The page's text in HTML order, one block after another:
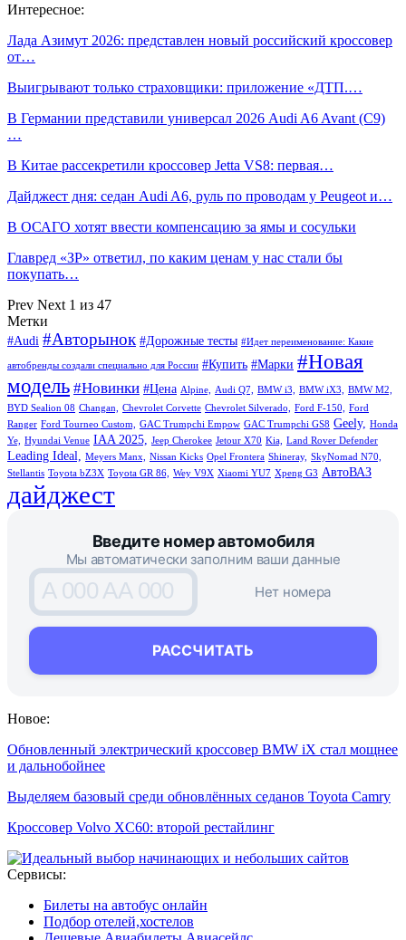
Интересное:
Лада Азимут 2026: представлен новый российский кроссовер
от…
Выигрывают только страховщики: приложение «ДТП.…
В Германии представили универсал 2026 Audi A6 Avant (C9)
…
В Китае рассекретили кроссовер Jetta VS8: первая…
Дайджест дня: седан Audi A6, руль по проводам у Peugeot и…
В ОСАГО хотят ввести компенсацию за ямы и сосульки
Главред «ЗР» ответил, по каким ценам у нас стали бы
покупать…
Prev Next 1 из 47
Метки
#Audi #Авторынок #Дорожные тесты #Идет переименование: Какие
автобренды создали специально для России #Купить #Марки #Новая
модель #Новинки #Цена Alpine, Audi Q7, BMW i3, BMW iX3,
BMW M2,
BYD Sealion 08 Changan, Chevrolet Corvette Chevrolet Silverado, Ford F-150,
Ford
Ranger Ford Tourneo Custom, GAC Trumpchi Empow GAC Trumpchi GS8 Geely,
Honda
Ye,
Hyundai Venue IAA 2025, Jeep Cherokee Jetour X70 Kia, Land Rover Defender
Leading Ideal, Meyers Manx, Nissan Kicks Opel Frontera Shineray, SkyNomad N70,
Stellantis Toyota bZ3X Toyota GR 86, Wey V9X Xiaomi YU7 Xpeng G3 АвтоВАЗ
дайджест
Введите номер автомобиля
Мы автоматически заполним ваши данные
A 000 AA 000
РАССЧИТАТЬ
Нет номера
Новое:
Обновленный электрический кроссовер BMW iX стал мощнее
и дальнобойнее
Выделяем базовый среди обновлённых седанов Toyota Camry
Кроссовер Volvo XC60: второй рестайлинг
Сервисы:
Билеты на автобус онлайн
Подбор отелей,хостелов